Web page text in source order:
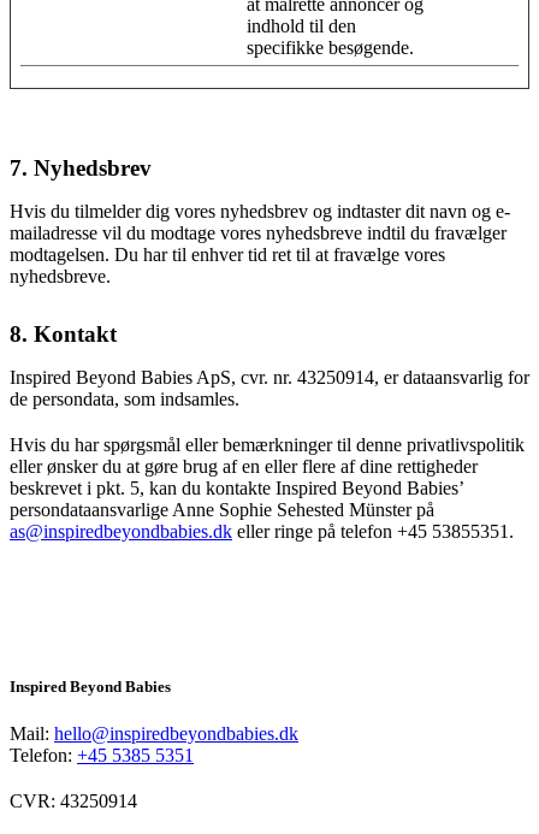
indhold til den
specifikke besøgende.
7. Nyhedsbrev
Hvis du tilmelder dig vores nyhedsbrev og indtaster dit navn og e-
mailadresse vil du modtage vores nyhedsbreve indtil du fravælger
modtagelsen. Du har til enhver tid ret til at fravælge vores
nyhedsbreve.
8. Kontakt
Inspired Beyond Babies ApS, cvr. nr. 43250914, er dataansvarlig for
de persondata, som indsamles.
Hvis du har spørgsmål eller bemærkninger til denne privatlivspolitik
eller ønsker du at gøre brug af en eller flere af dine rettigheder
beskrevet i pkt. 5, kan du kontakte Inspired Beyond Babies’
persondataansvarlige Anne Sophie Sehested Münster på
as@inspiredbeyondbabies.dk eller ringe på telefon +45 53855351.
Inspired Beyond Babies
Mail: hello@inspiredbeyondbabies.dk
Telefon: +45 5385 5351
CVR: 43250914